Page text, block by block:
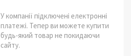
У компанії підключені електронні
платежі. Тепер ви можете купити
будь-який товар не покидаючи
сайту.